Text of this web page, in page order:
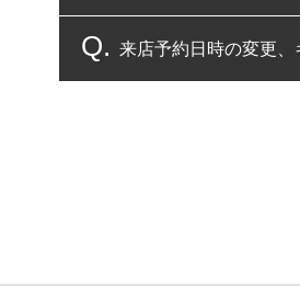
複数サービスのご予
来店予約日時の変更、
また、やむを得ない